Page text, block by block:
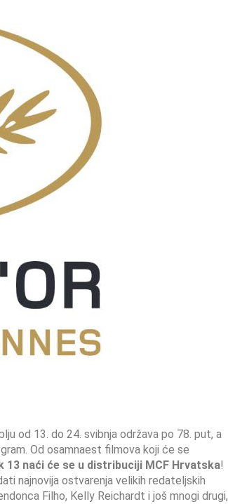
od 13. do 24. svibnja održava po 78. put, a
Od osamnaest filmova koji će se
13 naći će se u distribuciji MCF Hrvatska!
najnovija ostvarenja velikih redateljskih
Filho, Kelly Reichardt i još mnogi drugi,